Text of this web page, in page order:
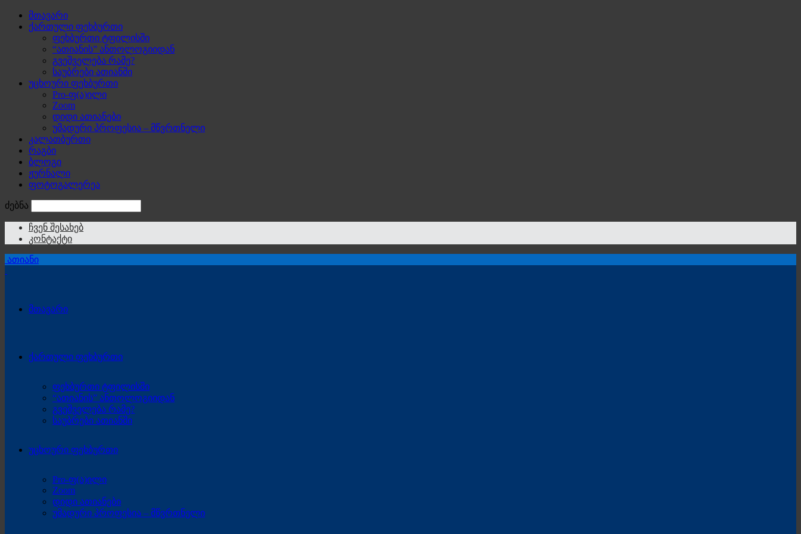
მთავარი
ქართული ფეხბურთი
ფეხბურთი ტფილისში
“ათიანის” ანთოლოგიიდან
გვეშველება რამე?
საუბრები ათიანში
უცხოური ფეხბურთი
Pro-ფ(ა)ილი
Zoom
დიდი ათიანები
უმადური პროფესია – მწვრთნელი
კალათბურთი
რაგბი
ბლოგი
ჟურნალი
ფოტოგალერეა
ძებნა
ჩვენ შესახებ
კონტაქტი
ათიანი
მთავარი
ქართული ფეხბურთი
ფეხბურთი ტფილისში
“ათიანის” ანთოლოგიიდან
გვეშველება რამე?
საუბრები ათიანში
უცხოური ფეხბურთი
Pro-ფ(ა)ილი
Zoom
დიდი ათიანები
უმადური პროფესია – მწვრთნელი